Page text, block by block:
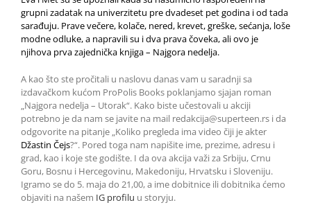
grupni zadatak na univerzitetu pre dvadeset pet godina i od tada
sarađuju. Prave večere, kolače, nered, krevet, greške, sećanja, loše
modne odluke, a napravili su i dva prava čoveka, ali ovo je
njihova prva zajednička knjiga – Najgora nedelja.
A kao što ste pročitali u naslovu danas vam u saradnji sa
izdavačkom kućom ProPolis Books poklanjamo sjajan roman
„Najgora nedelja – Utorak“. Kako biste učestovali u akciji
potrebno je da nam se javite na mail redakcija@superteen.rs i da
odgovorite na pitanje „Koliko pregleda ima video čiji je akter
Džastin Čejs?“. Pored toga nam napišite ime, prezime, adresu i
grad, kao i koje ste godište. I da ova akcija važi za Srbiju, Crnu
Goru, Bosnu i Hercegovinu, Makedoniju, Hrvatsku i Sloveniju.
Igramo se do 5. maja do 21,00, a ime dobitnice ili dobitnika ćemo
objaviti na našem IG profilu u storyju.